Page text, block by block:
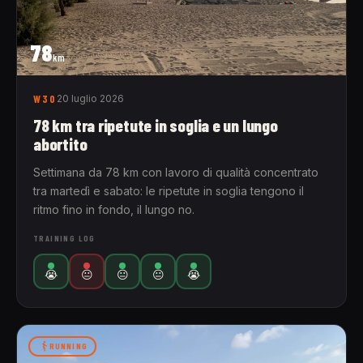
78km
W30 20 luglio 2026
78 km tra ripetute in soglia e un lungo
abortito
Settimana da 78 km con lavoro di qualità concentrato
tra martedì e sabato: le ripetute in soglia tengono il
ritmo fino in fondo, il lungo no.
TRAINING LOG
😭 😐 😐 😐 😭
RUNNING